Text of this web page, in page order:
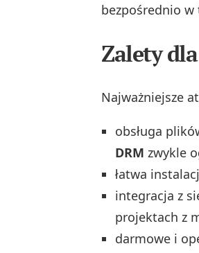
bezpośrednio w
Zalety
Najważniejsze
obsługa
DRM zwykle
łatwa
integracja z
projektach z
darmowe i